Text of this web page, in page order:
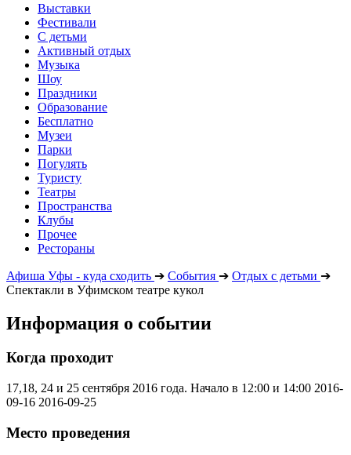
Выставки
Фестивали
С детьми
Активный отдых
Музыка
Шоу
Праздники
Образование
Бесплатно
Музеи
Парки
Погулять
Туристу
Театры
Пространства
Клубы
Прочее
Рестораны
Афиша Уфы - куда сходить ➔ События ➔ Отдых с детьми ➔
Спектакли в Уфимском театре кукол
Информация о событии
Когда проходит
17,18, 24 и 25 сентября 2016 года. Начало в 12:00 и 14:00 2016-
09-16 2016-09-25
Место проведения